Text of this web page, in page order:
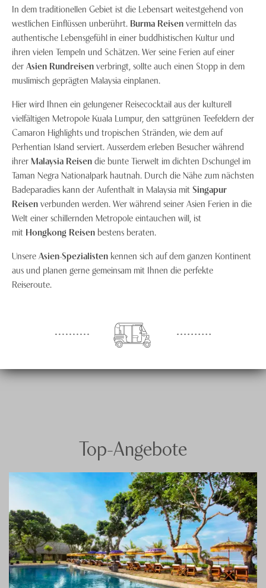
In dem traditionellen Gebiet ist die Lebensart weitestgehend von
westlichen Einflüssen unberührt. Burma Reisenvermitteln das
authentische Lebensgefühl in einer buddhistischen Kultur und
ihren vielen Tempeln und Schätzen. Wer seine Ferien auf einer
derAsien Rundreisenverbringt, sollte auch einen Stopp in dem
muslimisch geprägten Malaysia einplanen.
Hier wird Ihnen ein gelungener Reisecocktail aus der kulturell
vielfältigen Metropole Kuala Lumpur, den sattgrünen Teefeldern der
Camaron Highlights und tropischen Stränden, wie dem auf
Perhentian Island serviert. Ausserdem erleben Besucher während
ihrer Malaysia Reisendie bunte Tierwelt im dichten Dschungel im
Taman Negra Nationalpark hautnah. Durch die Nähe zum nächsten
Badeparadies kann der Aufenthalt in Malaysia mitSingapur
Reisenverbunden werden. Wer während seiner Asien Ferien in die
Welt einer schillernden Metropole eintauchen will, ist
mit Hongkong Reisen bestens beraten.
UnsereAsien-Spezialisten kennen sich auf dem ganzen Kontinent
aus und planen gerne gemeinsam mit Ihnen die perfekte
Reiseroute.
Top-Angebote